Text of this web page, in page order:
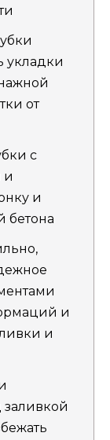
укладки
от
с
и
и
бетона
и
и
заливкой